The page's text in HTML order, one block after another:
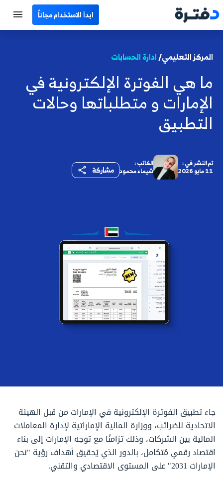
ابدأ الاستخدام مجاناً
جميع الأقسام
نماذج محاسبية
حاسبات
البرامج
المركز التعليمي/ادارة الحسابات
ما هي الفوترة الإلكترونية في
الإمارات و متطلباتها وحالات
التطبيق
تم النشر في :
11 مايو 2026
الكاتب :
شيماء محمود مشاركة
جاء تطبيق الفوترة الإلكترونية في الإمارات من قبل الهيئة
الاتحادية للضرائب، ووزارة المالية الإماراتية لإدارة المعاملات
المالية بين الشركات، وذلك تزامنًا مع توجه الإمارات إلى بناء
اقتصاد رقمي مُتكامل، بالدور الذي يُحقيق أهداف رؤية "نحن
الإمارات 2031" على المستوى الاقتصادي والتقني.